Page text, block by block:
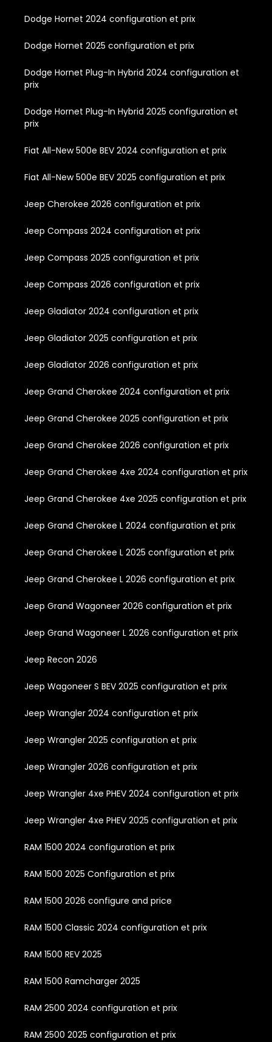
Dodge Hornet 2024 configuration et prix
Dodge Hornet 2025 configuration et prix
Dodge Hornet Plug-In Hybrid 2024 configuration et
prix
Dodge Hornet Plug-In Hybrid 2025 configuration et
prix
Fiat All-New 500e BEV 2024 configuration et prix
Fiat All-New 500e BEV 2025 configuration et prix
Jeep Cherokee 2026 configuration et prix
Jeep Compass 2024 configuration et prix
Jeep Compass 2025 configuration et prix
Jeep Compass 2026 configuration et prix
Jeep Gladiator 2024 configuration et prix
Jeep Gladiator 2025 configuration et prix
Jeep Gladiator 2026 configuration et prix
Jeep Grand Cherokee 2024 configuration et prix
Jeep Grand Cherokee 2025 configuration et prix
Jeep Grand Cherokee 2026 configuration et prix
Jeep Grand Cherokee 4xe 2024 configuration et prix
Jeep Grand Cherokee 4xe 2025 configuration et prix
Jeep Grand Cherokee L 2024 configuration et prix
Jeep Grand Cherokee L 2025 configuration et prix
Jeep Grand Cherokee L 2026 configuration et prix
Jeep Grand Wagoneer 2026 configuration et prix
Jeep Grand Wagoneer L 2026 configuration et prix
Jeep Recon 2026
Jeep Wagoneer S BEV 2025 configuration et prix
Jeep Wrangler 2024 configuration et prix
Jeep Wrangler 2025 configuration et prix
Jeep Wrangler 2026 configuration et prix
Jeep Wrangler 4xe PHEV 2024 configuration et prix
Jeep Wrangler 4xe PHEV 2025 configuration et prix
RAM 1500 2024 configuration et prix
RAM 1500 2025 Configuration et prix
RAM 1500 2026 configure and price
RAM 1500 Classic 2024 configuration et prix
RAM 1500 REV 2025
RAM 1500 Ramcharger 2025
RAM 2500 2024 configuration et prix
RAM 2500 2025 configuration et prix